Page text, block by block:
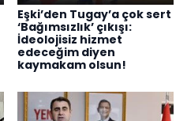
Eşki’den Tugay’a çok sert
‘Bağımsızlık’ çıkışı:
İdeolojisiz hizmet
edeceğim diyen
kaymakam olsun!